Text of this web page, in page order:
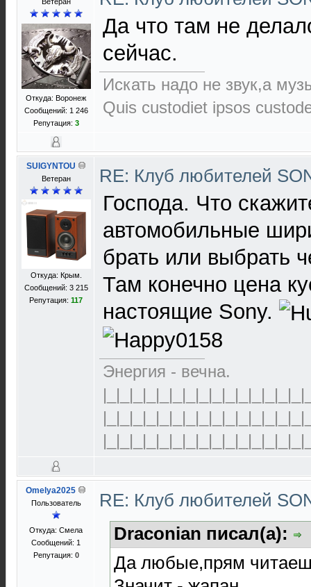
Откуда: Воронеж
Сообщений: 1 246
Репутация: 3
Да что там не
сейчас.
Искать надо не звук,а
Quis custodiet ipsos
SUIGYNTOU
Ветеран
Откуда: Крым.
Сообщений: 3 215
Репутация: 117
RE: Клуб любителей
Господа. Что
автомобильные
брать или выбрать
Там конечно цена
настоящие Sony.
Энергия - вечна.
Omelya2025
Пользователь
Откуда: Смела
Сообщений: 1
Репутация: 0
RE: Клуб любителей
Draconian писал(а):
Да любые,прям